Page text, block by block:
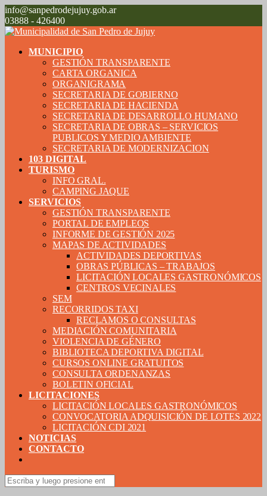
info@sanpedrodejujuy.gob.ar
03888 - 426400
MUNICIPIO
GESTIÓN TRANSPARENTE
CARTA ORGANICA
ORGANIGRAMA
SECRETARIA DE GOBIERNO
SECRETARIA DE HACIENDA
SECRETARIA DE DESARROLLO HUMANO
SECRETARIA DE OBRAS – SERVICIOS
PUBLICOS Y MEDIO AMBIENTE
SECRETARIA DE MODERNIZACION
103 DIGITAL
TURISMO
INFO GRAL.
CAMPING JAQUE
SERVICIOS
GESTIÓN TRANSPARENTE
PORTAL DE EMPLEOS
INFORME DE GESTIÓN 2025
MAPAS DE ACTIVIDADES
ACTIVIDADES DEPORTIVAS
OBRAS PÚBLICAS – TRABAJOS
LICITACIÓN LOCALES GASTRONÓMICOS
CENTROS VECINALES
SEM
RECORRIDOS TAXI
RECLAMOS O CONSULTAS
MEDIACIÓN COMUNITARIA
VIOLENCIA DE GÉNERO
BIBLIOTECA DEPORTIVA DIGITAL
CURSOS ONLINE GRATUITOS
CONSULTA ORDENANZAS
BOLETIN OFICIAL
LICITACIONES
LICITACIÓN LOCALES GASTRONÓMICOS
CONVOCATORIA ADQUISICIÓN DE LOTES 2022
LICITACIÓN CDI 2021
NOTICIAS
CONTACTO